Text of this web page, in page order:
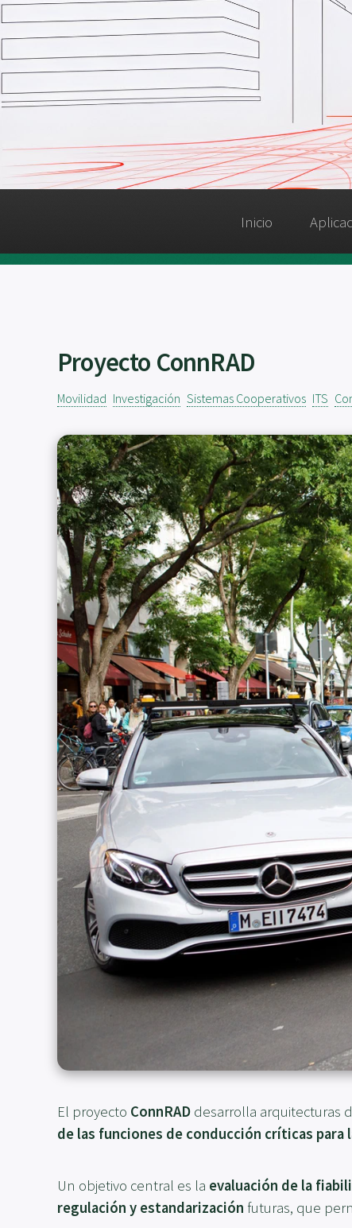
Inicio
Proyecto ConnRAD
Movilidad Investigación Sistemas Cooperativos ITS
El proyecto ConnRAD desarrolla arquitecturas
de las funciones de conducción críticas para
Un objetivo central es la evaluación de la
regulación y estandarización futuras, que